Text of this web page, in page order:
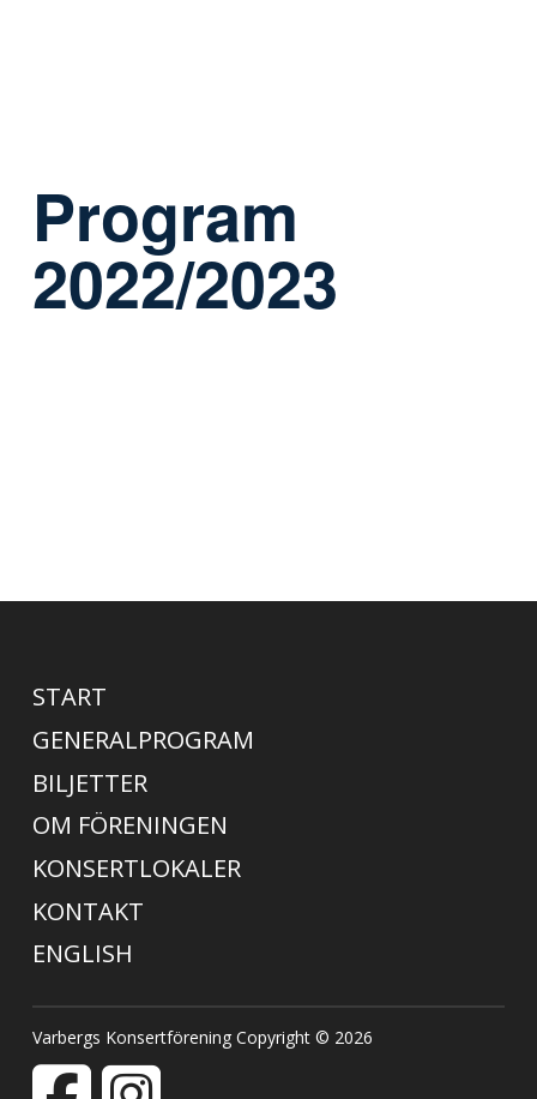
Program
2022/2023
START
GENERALPROGRAM
BILJETTER
OM FÖRENINGEN
KONSERTLOKALER
KONTAKT
ENGLISH
Varbergs Konsertförening Copyright © 2026